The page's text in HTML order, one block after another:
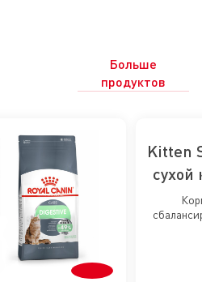
Больше
продуктов
Kitten
сухой